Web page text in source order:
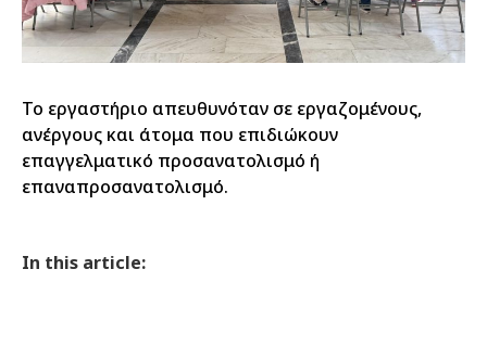
Το εργαστήριο απευθυνόταν σε εργαζομένους,
ανέργους και άτομα που επιδιώκουν
επαγγελματικό προσανατολισμό ή
επαναπροσανατολισμό.
In this article: